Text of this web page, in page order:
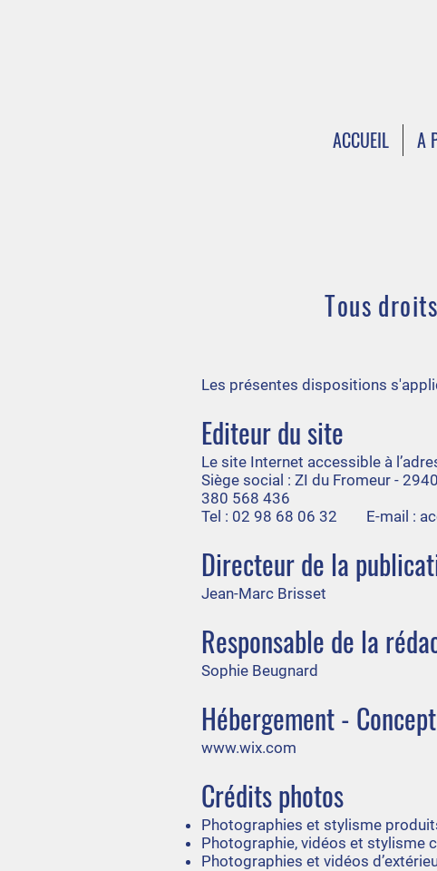
ACCUEIL A
Tous
Les présentes dispositions
Editeur du site
Le site Internet accessible à
Siège social : ZI du Fromeur -
380 568 436
Tel : 02 98 68 06 32 E-mail :
Directeur de la
Jean-Marc Brisset
Responsable de la
Sophie Beugnard
Hébergement -
www.wix.com
Crédits photos
Photographies et stylisme
Photographie, vidéos et stylisme
Photographies et vidéos